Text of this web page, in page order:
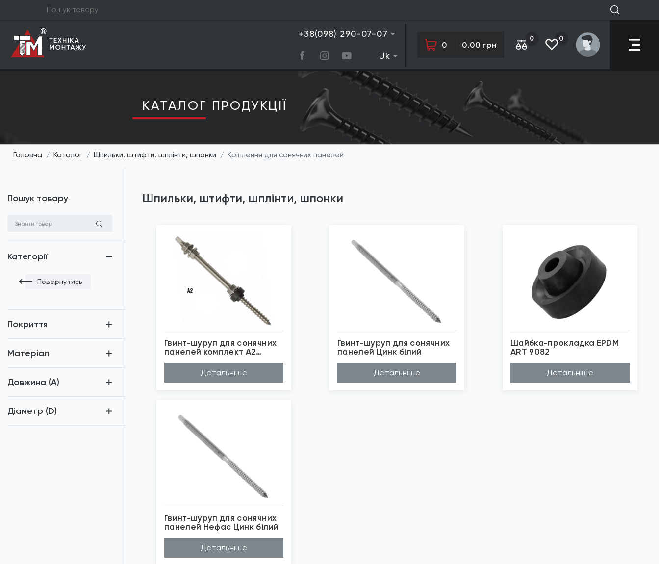
+38(098) 290-07-07
Uk
0 0.00 грн
0 0
КАТАЛОГ ПРОДУКЦIЇ
Головна Каталог Шпильки, штифти, шплінти, шпонки Кріплення для сонячних панелей
Пошук товару
Категорії
Повернутись
Покриття
Матеріал
Довжина (A)
Діаметр (D)
Шпильки, штифти, шплінти, шпонки
Гвинт-шуруп для сонячних
панелей комплект А2
Зображені фото є...
Детальніше
Гвинт-шуруп для сонячних
панелей Цинк білий
Цинк білий
Сталь
Довжина (A...
200мм
Діаметр (D...
10мм
Детальніше
Шайбка-прокладка EPDM
ART 9082
Зображені фото є...
Детальніше
Гвинт-шуруп для сонячних
панелей Нефас Цинк білий
Зображені фото є...
Детальніше